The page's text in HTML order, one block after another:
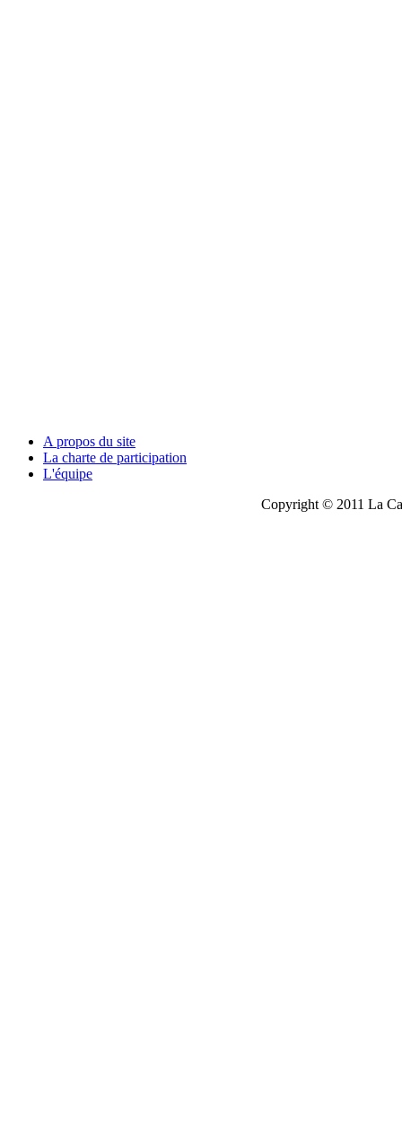
A propos du site
La charte de participation
L'équipe
Copyright © 2011 La